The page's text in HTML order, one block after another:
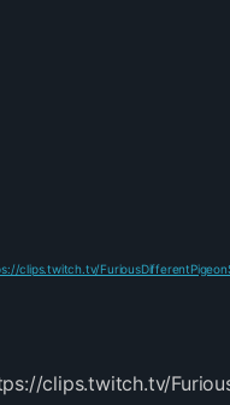
clips.twitch.tv/
clips.twitch.tv/